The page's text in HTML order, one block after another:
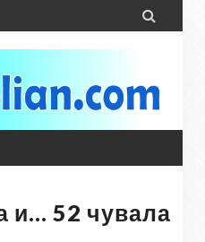

и… 52 чувала